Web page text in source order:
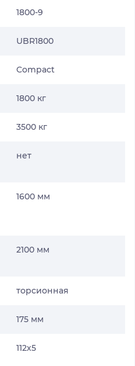
1800-9
UBR1800
Compact
1800 кг
3500 кг
нет
1600 мм
2100 мм
торсионная
175 мм
112х5